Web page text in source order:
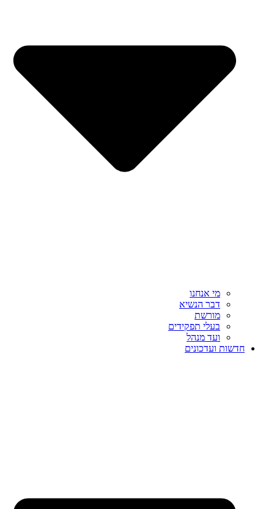
מי אנחנו
דבר הנשיא
מורשת
בעלי תפקידים
ועד מנהל
חדשות ועדכונים